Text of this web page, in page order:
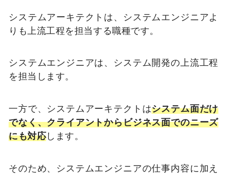
システムアーキテクトは、システムエンジニアよ
りも上流工程を担当する職種です。
システムエンジニアは、システム開発の上流工程
を担当します。
一方で、システムアーキテクトはシステム面だけ
でなく、クライアントからビジネス面でのニーズ
にも対応します。
そのため、システムエンジニアの仕事内容に加え